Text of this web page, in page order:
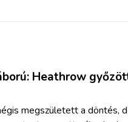
Heathrow
megszületett a döntés,